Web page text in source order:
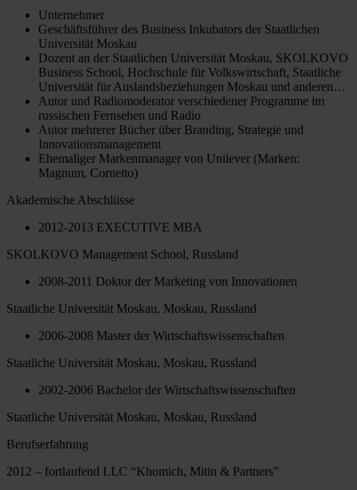
Unternehmer
Geschäftsführer des Business Inkubators der Staatlichen
Universität Moskau
Dozent an der Staatlichen Universität Moskau, SKOLKOVO
Business School, Hochschule für Volkswirtschaft, Staatliche
Universität für Auslandsbeziehungen Moskau und anderen…
Autor und Radiomoderator verschiedener Programme im
russischen Fernsehen und Radio
Autor mehrerer Bücher über Branding, Strategie und
Innovationsmanagement
Ehemaliger Markenmanager von Unilever (Marken:
Magnum, Cornetto)
Akademische Abschlüsse
2012-2013 EXECUTIVE MBA
SKOLKOVO Management School, Russland
2008-2011 Doktor der Marketing von Innovationen
Staatliche Universität Moskau, Moskau, Russland
2006-2008 Master der Wirtschaftswissenschaften
Staatliche Universität Moskau, Moskau, Russland
2002-2006 Bachelor der Wirtschaftswissenschaften
Staatliche Universität Moskau, Moskau, Russland
Berufserfahrung
2012 – fortlaufend LLC “Khomich, Mitin & Partners”